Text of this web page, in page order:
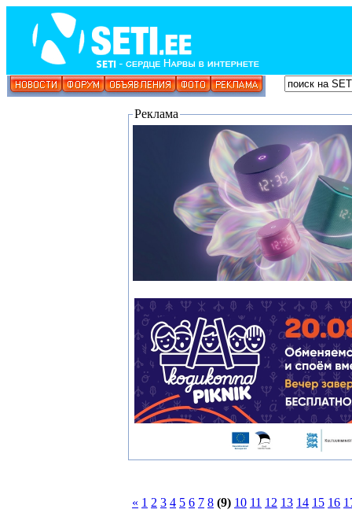
Реклама
« 1 2 3 4 5 6 7 8 (9) 10 11 12 13 14 15 16